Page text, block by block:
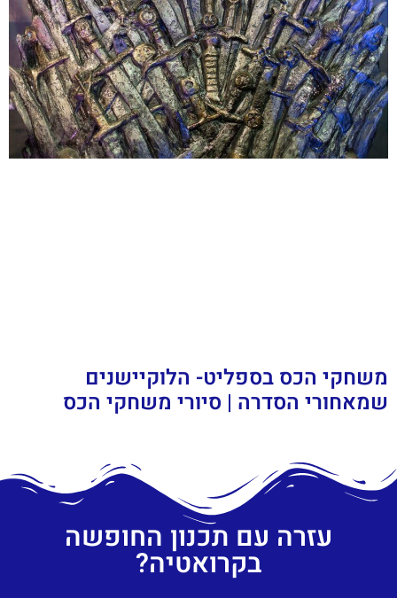
משחקי הכס בספליט- הלוקיישנים
שמאחורי הסדרה | סיורי משחקי הכס
עזרה עם תכנון החופשה
בקרואטיה?